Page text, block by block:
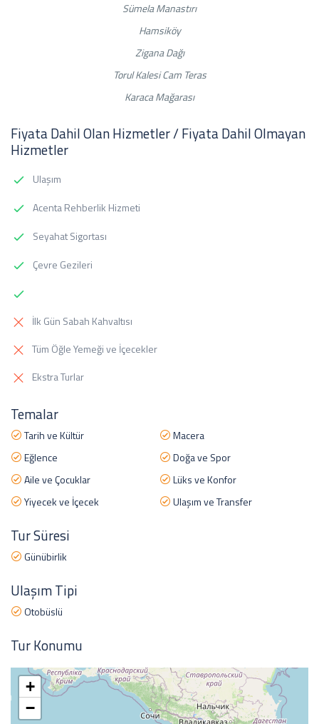
Sümela Manastırı
Hamsiköy
Zigana Dağı
Torul Kalesi Cam Teras
Karaca Mağarası
Fiyata Dahil Olan Hizmetler / Fiyata Dahil Olmayan
Hizmetler
Ulaşım
Acenta Rehberlik Hizmeti
Seyahat Sigortası
Çevre Gezileri
İlk Gün Sabah Kahvaltısı
Tüm Öğle Yemeği ve İçecekler
Ekstra Turlar
Temalar
Tarih ve Kültür
Macera
Eğlence
Doğa ve Spor
Aile ve Çocuklar
Lüks ve Konfor
Yiyecek ve İçecek
Ulaşım ve Transfer
Tur Süresi
Günübirlik
Ulaşım Tipi
Otobüslü
Tur Konumu
+
−